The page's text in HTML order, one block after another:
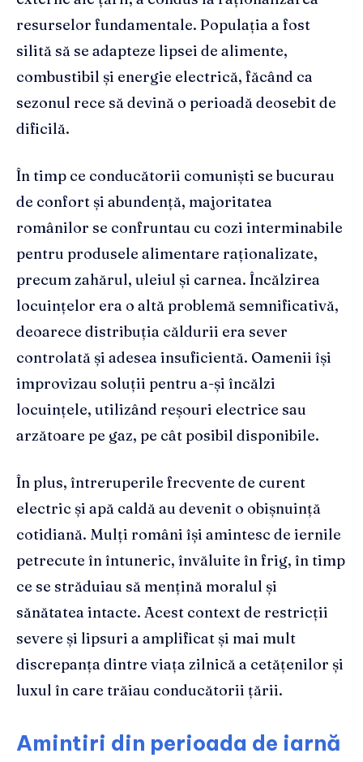
resurselor fundamentale. Populația a fost
silită să se adapteze lipsei de alimente,
combustibil și energie electrică, făcând ca
sezonul rece să devină o perioadă deosebit de
dificilă.
În timp ce conducătorii comuniști se bucurau
de confort și abundență, majoritatea
românilor se confruntau cu cozi interminabile
pentru produsele alimentare raționalizate,
precum zahărul, uleiul și carnea. Încălzirea
locuințelor era o altă problemă semnificativă,
deoarece distribuția căldurii era sever
controlată și adesea insuficientă. Oamenii își
improvizau soluții pentru a-și încălzi
locuințele, utilizând reșouri electrice sau
arzătoare pe gaz, pe cât posibil disponibile.
În plus, întreruperile frecvente de curent
electric și apă caldă au devenit o obișnuință
cotidiană. Mulți români își amintesc de iernile
petrecute în întuneric, învăluite în frig, în timp
ce se străduiau să mențină moralul și
sănătatea intacte. Acest context de restricții
severe și lipsuri a amplificat și mai mult
discrepanța dintre viața zilnică a cetățenilor și
luxul în care trăiau conducătorii țării.
Amintiri din perioada de iarnă